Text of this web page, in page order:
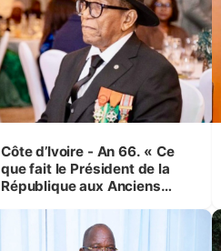
Côte d’Ivoire - An 66. « Ce
que fait le Président de la
République aux Anciens
(Cne Yassoungo Koné ®)